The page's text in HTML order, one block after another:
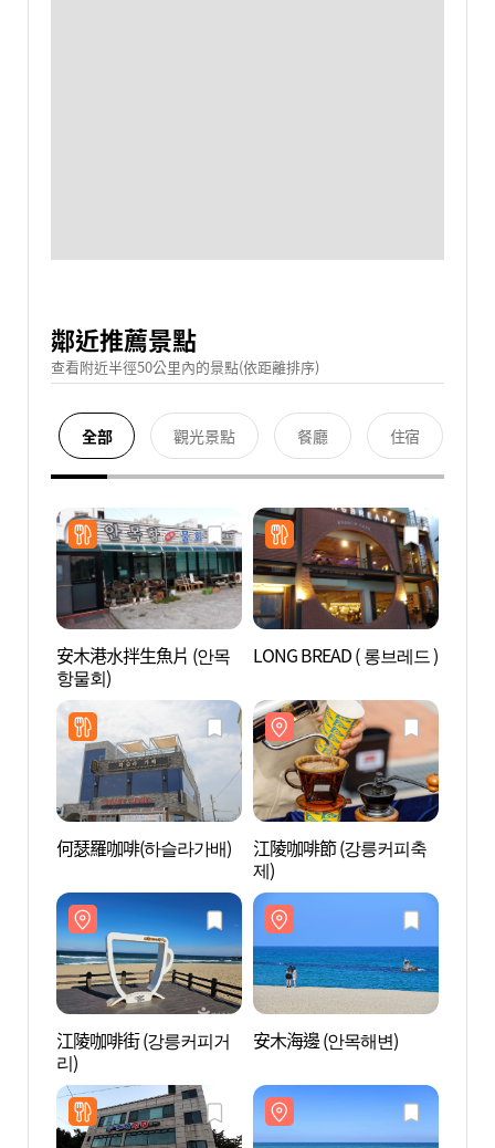
鄰近推薦景點
查看附近半徑50公里內的景點(依距離排序)
全部 觀光景點 餐廳 住宿
安木港水拌生魚片 (안목
항물회)
LONG BREAD ( 롱브레드 )
何瑟羅咖啡(하슬라가배)
江陵咖啡節 (강릉커피축
제)
江陵咖啡街 (강릉커피거
리)
安木海邊 (안목해변)